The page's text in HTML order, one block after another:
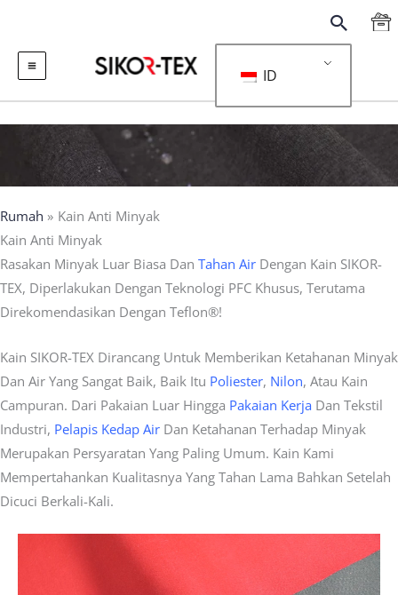
Konten
ID
Rumah
Kain Anti Minyak
Kain Anti Minyak
Rasakan Minyak Luar Biasa Dan Tahan Air Dengan Kain SIKOR-
TEX, Diperlakukan Dengan Teknologi PFC Khusus, Terutama
Direkomendasikan Dengan Teflon®!
Kain SIKOR-TEX Dirancang Untuk Memberikan Ketahanan Minyak
Dan Air Yang Sangat Baik, Baik Itu Poliester, Nilon, Atau Kain
Campuran. Dari Pakaian Luar Hingga Pakaian Kerja Dan Tekstil
Industri, Pelapis Kedap Air Dan Ketahanan Terhadap Minyak
Merupakan Persyaratan Yang Paling Umum. Kain Kami
Mempertahankan Kualitasnya Yang Tahan Lama Bahkan Setelah
Dicuci Berkali-Kali.